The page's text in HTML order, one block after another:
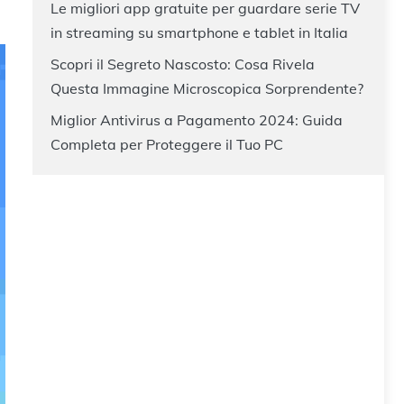
Le migliori app gratuite per guardare serie TV
in streaming su smartphone e tablet in Italia
Scopri il Segreto Nascosto: Cosa Rivela
Questa Immagine Microscopica Sorprendente?
Miglior Antivirus a Pagamento 2024: Guida
Completa per Proteggere il Tuo PC